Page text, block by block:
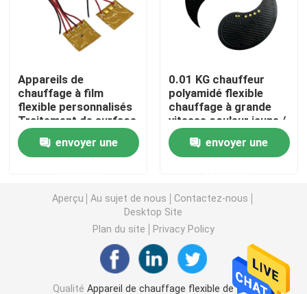
Film de chauffage de Polyimide
Polyimide Heater Element
Appareils de chauffage faits sur commande de
Appareil de chauffage flexible fait sur commande
Film de chauffage électrique
Appareils de
chauffage à film
flexible personnalisés
Traitement de surface
par oxydation
envoyer une
0.01 KG chauffeur
polyamidé flexible
chauffage à grande
vitesse couleur jaune /
noir
envoyer une
Aperçu Au sujet de nous
Contactez-nous
Desktop Site
Plan du site
Privacy Policy
QualitéAppareil de chauffage flexible de film